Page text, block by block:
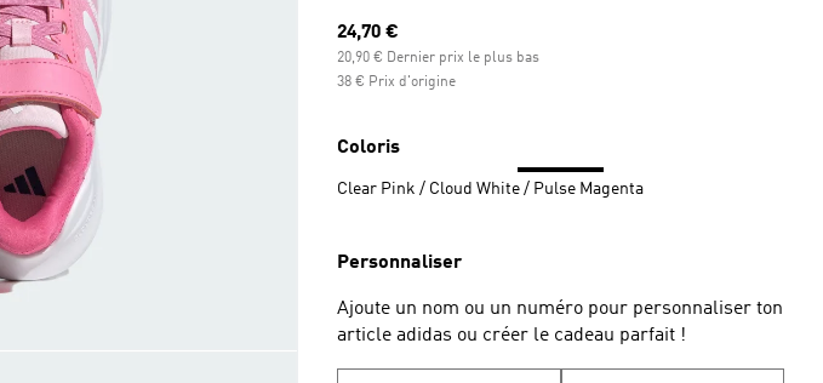
Prix actuel
24,70 €
20,90 € Dernier prix le plus bas
38 € Prix d'origine
Coloris
Clear Pink / Cloud White / Pulse Magenta
Personnaliser
Ajoute un nom ou un numéro pour personnaliser ton
article adidas ou créer le cadeau parfait !